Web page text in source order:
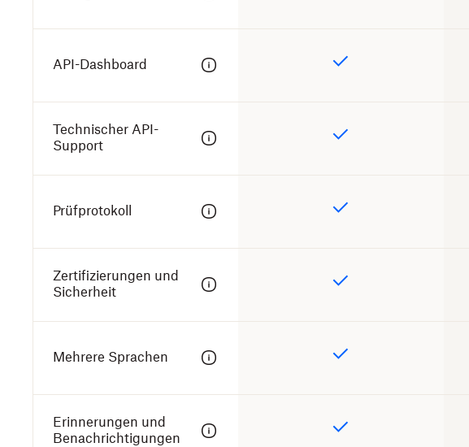
API-Dashboard
Technischer API-
Support
Prüfprotokoll
Zertifizierungen und
Sicherheit
Mehrere Sprachen
Erinnerungen und
Benachrichtigungen